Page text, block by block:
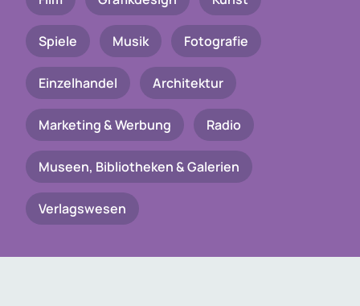
Spiele Musik Fotografie
Einzelhandel Architektur
Marketing & Werbung Radio
Museen, Bibliotheken & Galerien
Verlagswesen